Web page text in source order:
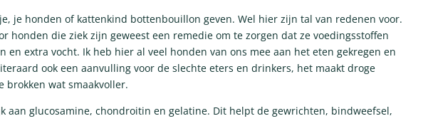
je honden of kattenkind bottenbouillon geven. Wel hier zijn tal van redenen voor.
honden die ziek zijn geweest een remedie om te zorgen dat ze voedingsstoffen
en extra vocht. Ik heb hier al veel honden van ons mee aan het eten gekregen en
ook een aanvulling voor de slechte eters en drinkers, het maakt droge
brokken wat smaakvoller.
aan glucosamine, chondroitin en gelatine. Dit helpt de gewrichten, bindweefsel,